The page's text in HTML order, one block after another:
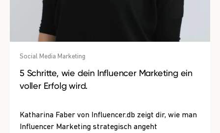
Social Media Marketing
5 Schritte, wie dein Influencer Marketing ein
voller Erfolg wird.
Katharina Faber von Influencer.db zeigt dir, wie man
Influencer Marketing strategisch angeht